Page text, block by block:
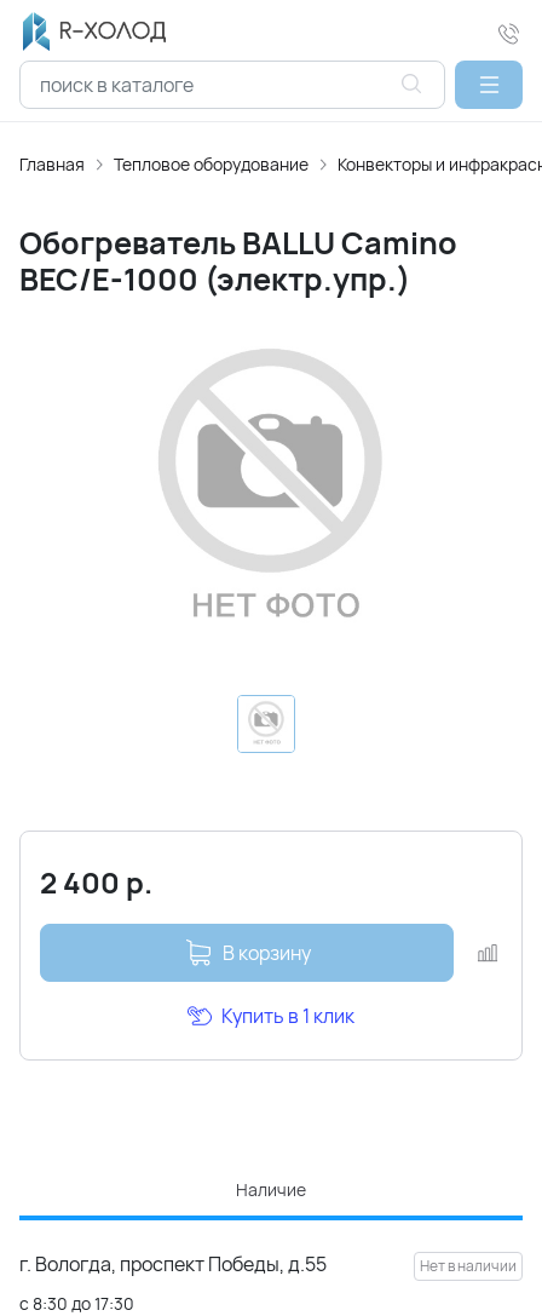
Главная Тепловое оборудование Конвекторы и
Обогреватель BALLU Camino
BEC/Е-1000 (электр.упр.)
2 400 р.
В корзину
Купить в 1 клик
Наличие
г. Вологда, проспект Победы, д.55
с 8:30 до 17:30